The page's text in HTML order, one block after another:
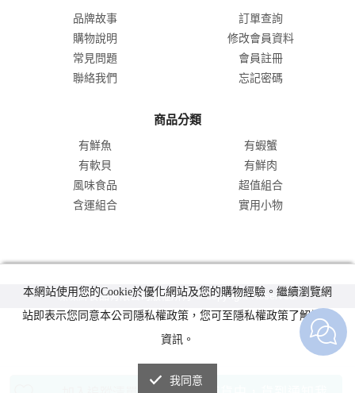
品牌故事
購物說明
常見問題
聯絡我們
訂單查詢
修改會員資料
會員註冊
忘記密碼
商品分類
有鮮魚
有蝦蟹
有軟貝
有鮮肉
風味食品
超值組合
含運組合
實用小物
凍凍鮮食品有限公司版權所有 © copyright Reserved.
本網站使用您的Cookie於優化網站及您的購物經驗。繼續瀏覽網
站即表示您同意本公司隱私權政策，您可至隱私權政策了解詳細
資訊。
我同意